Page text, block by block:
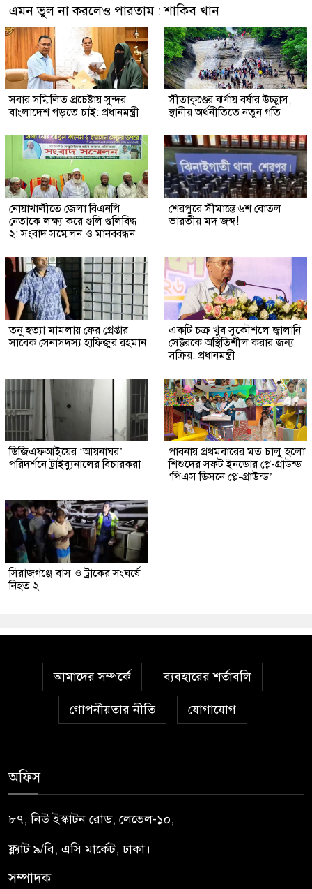
এমন ভুল না করলেও পারতাম : শাকিব খান
সবার সম্মিলিত প্রচেষ্টায় সুন্দর
বাংলাদেশ গড়তে চাই: প্রধানমন্ত্রী
সীতাকুণ্ডের ঝর্ণায় বর্ষার উচ্ছ্বাস,
স্থানীয় অর্থনীতিতে নতুন গতি
নোয়াখালীতে জেলা বিএনপি
নেতাকে লক্ষ্য করে গুলি গুলিবিদ্ধ
২: সংবাদ সম্মেলন ও মানববন্ধন
শেরপুরে সীমান্তে ৬শ বোতল
ভারতীয় মদ জব্দ!
তনু হত্যা মামলায় ফের গ্রেপ্তার
সাবেক সেনাসদস্য হাফিজুর রহমান
একটি চক্র খুব সুকৌশলে জ্বালানি
সেক্টরকে অস্থিতিশীল করার জন্য
সক্রিয়: প্রধানমন্ত্রী
ডিজিএফআইয়ের ‘আয়নাঘর’
পরিদর্শনে ট্রাইব্যুনালের বিচারকরা
পাবনায় প্রথমবারের মত চালু হলো
শিশুদের সফট ইনডোর প্লে-গ্রাউন্ড
‘পিএস ডিসনে প্লে-গ্রাউন্ড’
সিরাজগঞ্জে বাস ও ট্রাকের সংঘর্ষে
নিহত ২
আমাদের সম্পর্কে ব্যবহারের শর্তাবলি
গোপনীয়তার নীতি যোগাযোগ
অফিস
৮৭, নিউ ইস্কাটন রোড, লেভেল-১০,
ফ্ল্যাট ৯/বি, এসি মার্কেট, ঢাকা।
সম্পাদক